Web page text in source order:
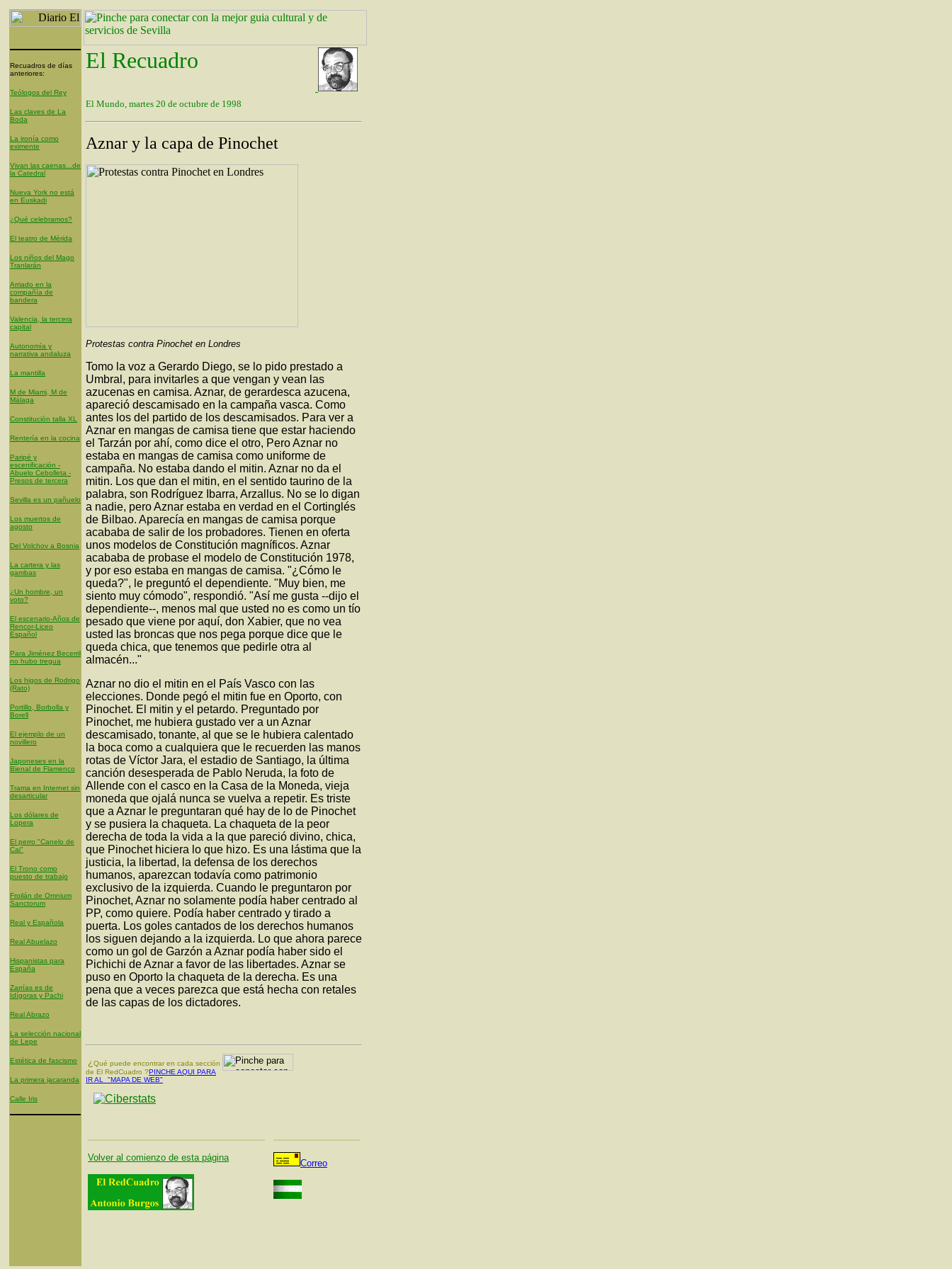
Recuadros de días
anteriores:
Teólogos del Rey
Las claves de La
Boda
La ironía como
eximente
Vivan las caenas...de
la Catedral
Nueva York no está
en Euskadi
¿Qué celebramos?
El teatro de Mérida
Los niños del Mago
Tranlarán
Arriado en la
compañía de
bandera
Valencia, la tercera
capital
Autonomía y
narrativa andaluza
La mantilla
M de Miami, M de
Málaga
Constitución talla XL
Rentería en la cocina
Paripé y
escenificación -
Abuelo Cebolleta -
Presos de tercera
Sevilla es un pañuelo
Los muertos de
agosto
Del Volchov a Bosnia
La cartera y las
gambas
¿Un hombre, un
voto?
El escenario-Años de
Rencor-Liceo
Español
Para Jiménez Becerril
no hubo tregua
Los higos de Rodrigo
(Rato)
Portillo, Borbolla y
Borell
El ejemplo de un
novillero
Japoneses en la
Bienal de Flamenco
Trama en Internet sin
desarticular
Los dólares de
Lopera
El perro "Canelo de
Cai"
El Trono como
puesto de trabajo
Froilán de Omnium
Sanctorum
Real y Española
Real Abuelazo
Hispanistas para
España
Zarrías es de
Idígoras y Pachi
Real Abrazo
La selección nacional
de Lepe
Estética de fascismo
La primera jacaranda
Calle Iris
El Recuadro
El Mundo, martes 20 de octubre de 1998
Aznar y la capa de Pinochet
Protestas contra Pinochet en Londres
Tomo la voz a Gerardo Diego, se lo pido prestado a
Umbral, para invitarles a que vengan y vean las
azucenas en camisa. Aznar, de gerardesca azucena,
apareció descamisado en la campaña vasca. Como
antes los del partido de los descamisados. Para ver a
Aznar en mangas de camisa tiene que estar haciendo
el Tarzán por ahí, como dice el otro, Pero Aznar no
estaba en mangas de camisa como uniforme de
campaña. No estaba dando el mitin. Aznar no da el
mitin. Los que dan el mitin, en el sentido taurino de la
palabra, son Rodríguez Ibarra, Arzallus. No se lo digan
a nadie, pero Aznar estaba en verdad en el Cortinglés
de Bilbao. Aparecía en mangas de camisa porque
acababa de salir de los probadores. Tienen en oferta
unos modelos de Constitución magníficos. Aznar
acababa de probase el modelo de Constitución 1978,
y por eso estaba en mangas de camisa. "¿Cómo le
queda?", le preguntó el dependiente. "Muy bien, me
siento muy cómodo", respondió. "Así me gusta --dijo el
dependiente--, menos mal que usted no es como un tío
pesado que viene por aquí, don Xabier, que no vea
usted las broncas que nos pega porque dice que le
queda chica, que tenemos que pedirle otra al
almacén..."
Aznar no dio el mitin en el País Vasco con las
elecciones. Donde pegó el mitin fue en Oporto, con
Pinochet. El mitin y el petardo. Preguntado por
Pinochet, me hubiera gustado ver a un Aznar
descamisado, tonante, al que se le hubiera calentado
la boca como a cualquiera que le recuerden las manos
rotas de Víctor Jara, el estadio de Santiago, la última
canción desesperada de Pablo Neruda, la foto de
Allende con el casco en la Casa de la Moneda, vieja
moneda que ojalá nunca se vuelva a repetir. Es triste
que a Aznar le preguntaran qué hay de lo de Pinochet
y se pusiera la chaqueta. La chaqueta de la peor
derecha de toda la vida a la que pareció divino, chica,
que Pinochet hiciera lo que hizo. Es una lástima que la
justicia, la libertad, la defensa de los derechos
humanos, aparezcan todavía como patrimonio
exclusivo de la izquierda. Cuando le preguntaron por
Pinochet, Aznar no solamente podía haber centrado al
PP, como quiere. Podía haber centrado y tirado a
puerta. Los goles cantados de los derechos humanos
los siguen dejando a la izquierda. Lo que ahora parece
como un gol de Garzón a Aznar podía haber sido el
Pichichi de Aznar a favor de las libertades. Aznar se
puso en Oporto la chaqueta de la derecha. Es una
pena que a veces parezca que está hecha con retales
de las capas de los dictadores.
¿ Qué puede encontrar en cada sección
de El RedCuadro ?PINCHE AQUI PARA
IR AL "MAPA DE WEB"
Volver al comienzo de esta página
Correo